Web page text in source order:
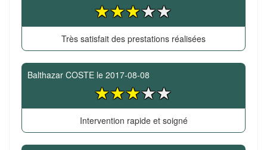
Très satisfait des prestations réalisées
Balthazar COSTE le 2017-08-08
Intervention rapide et soigné